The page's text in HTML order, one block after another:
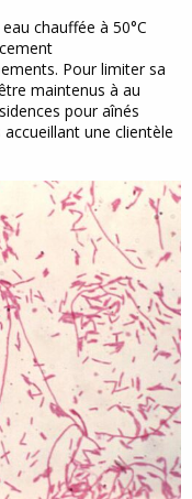
chauffée à 50°C
Pour limiter sa
maintenus à au
pour aînés
une clientèle